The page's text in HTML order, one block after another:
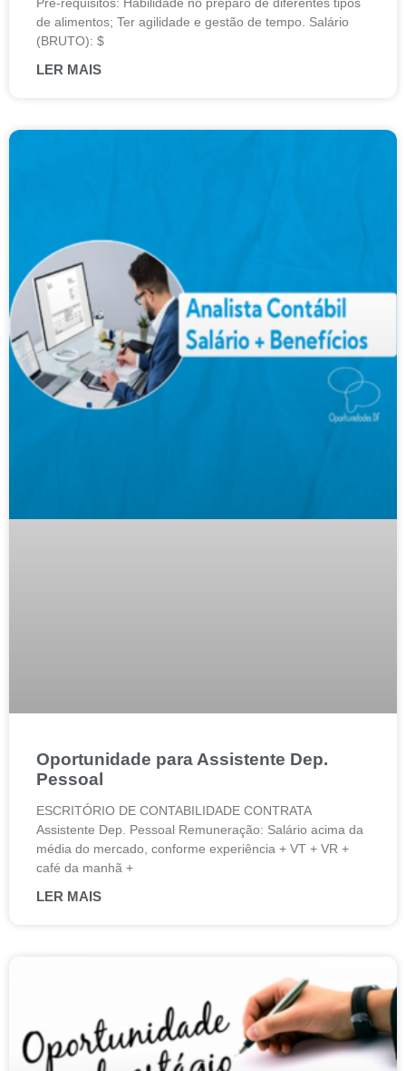
de alimentos; Ter agilidade e gestão de tempo. Salário
(BRUTO): $
LER MAIS
Oportunidade para Assistente Dep.
Pessoal
ESCRITÓRIO DE CONTABILIDADE CONTRATA
Assistente Dep. Pessoal Remuneração: Salário acima da
média do mercado, conforme experiência + VT + VR +
café da manhã +
LER MAIS